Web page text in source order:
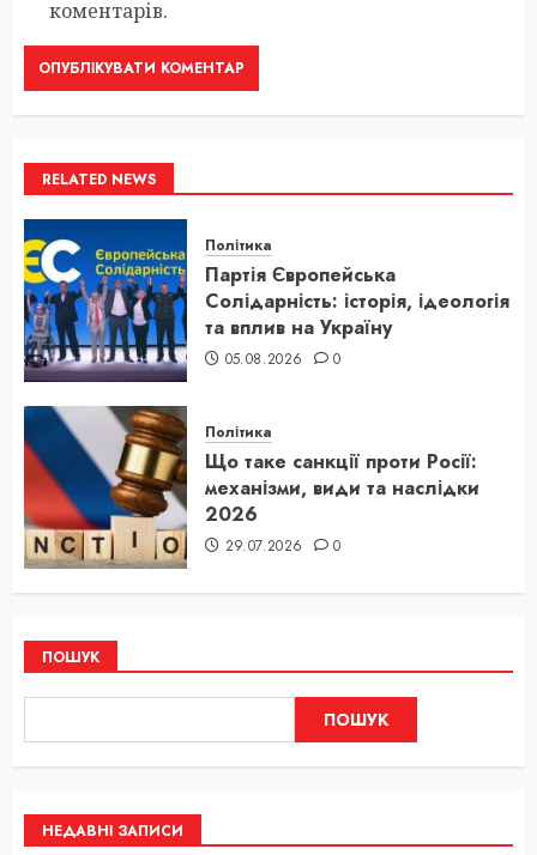
коментарів.
RELATED NEWS
Політика
Партія Європейська
Солідарність: історія, ідеологія
та вплив на Україну
05.08.2026 0
Політика
Що таке санкції проти Росії:
механізми, види та наслідки
2026
29.07.2026 0
ПОШУК
ПОШУК
НЕДАВНІ ЗАПИСИ